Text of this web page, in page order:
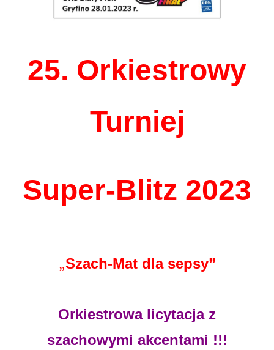
25. Orkiestrowy
Turniej
Super-Blitz 2023
„Szach-Mat dla sepsy”
Orkiestrowa licytacja z
szachowymi akcentami !!!